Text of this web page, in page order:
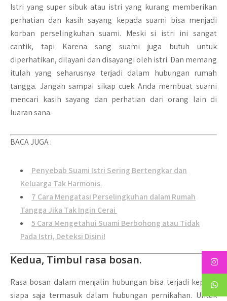
Istri yang super sibuk atau istri yang kurang memberikan
perhatian dan kasih sayang kepada suami bisa menjadi
korban perselingkuhan suami. Meski si istri ini sangat
cantik, tapi Karena sang suami juga butuh untuk
diperhatikan, dilayani dan disayangi oleh istri. Dan memang
itulah yang seharusnya terjadi dalam hubungan rumah
tangga. Jangan sampai sikap cuek Anda membuat suami
mencari kasih sayang dan perhatian dari orang lain di
luaran sana.
BACA JUGA :
Penyebab Suami Istri Sering Bertengkar dan
Keluarga Tak Harmonis
7 Cara Mengatasi Perselingkuhan dalam Rumah
Tangga Jika Tak Ingin Cerai
5 Cara Mengetahui Suami Berbohong atau Tidak
Pada Istri, Deteksi Disini!
Kedua, Timbul rasa bosan.
Rasa bosan dalam menjalin hubungan bisa terjadi kepada
siapa saja termasuk dalam hubungan pernikahan. Untuk